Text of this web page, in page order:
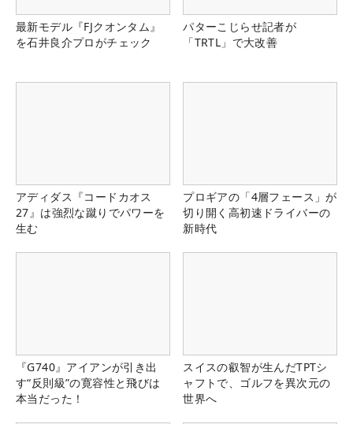
最新モデル『FJクオンタム』
を石井良介プロがチェック
パターこじらせ記者が
「TRTL」で大改善
アディダス『コードカオス
27』は強烈な蹴りでパワーを
生む
プロギアの「4層フェース」が
切り開く高初速ドライバーの
新時代
『G740』アイアンが引き出
す“反則級”の寛容性と飛びは
本当だった！
スイスの叡智が生んだTPTシ
ャフトで、ゴルフを異次元の
世界へ